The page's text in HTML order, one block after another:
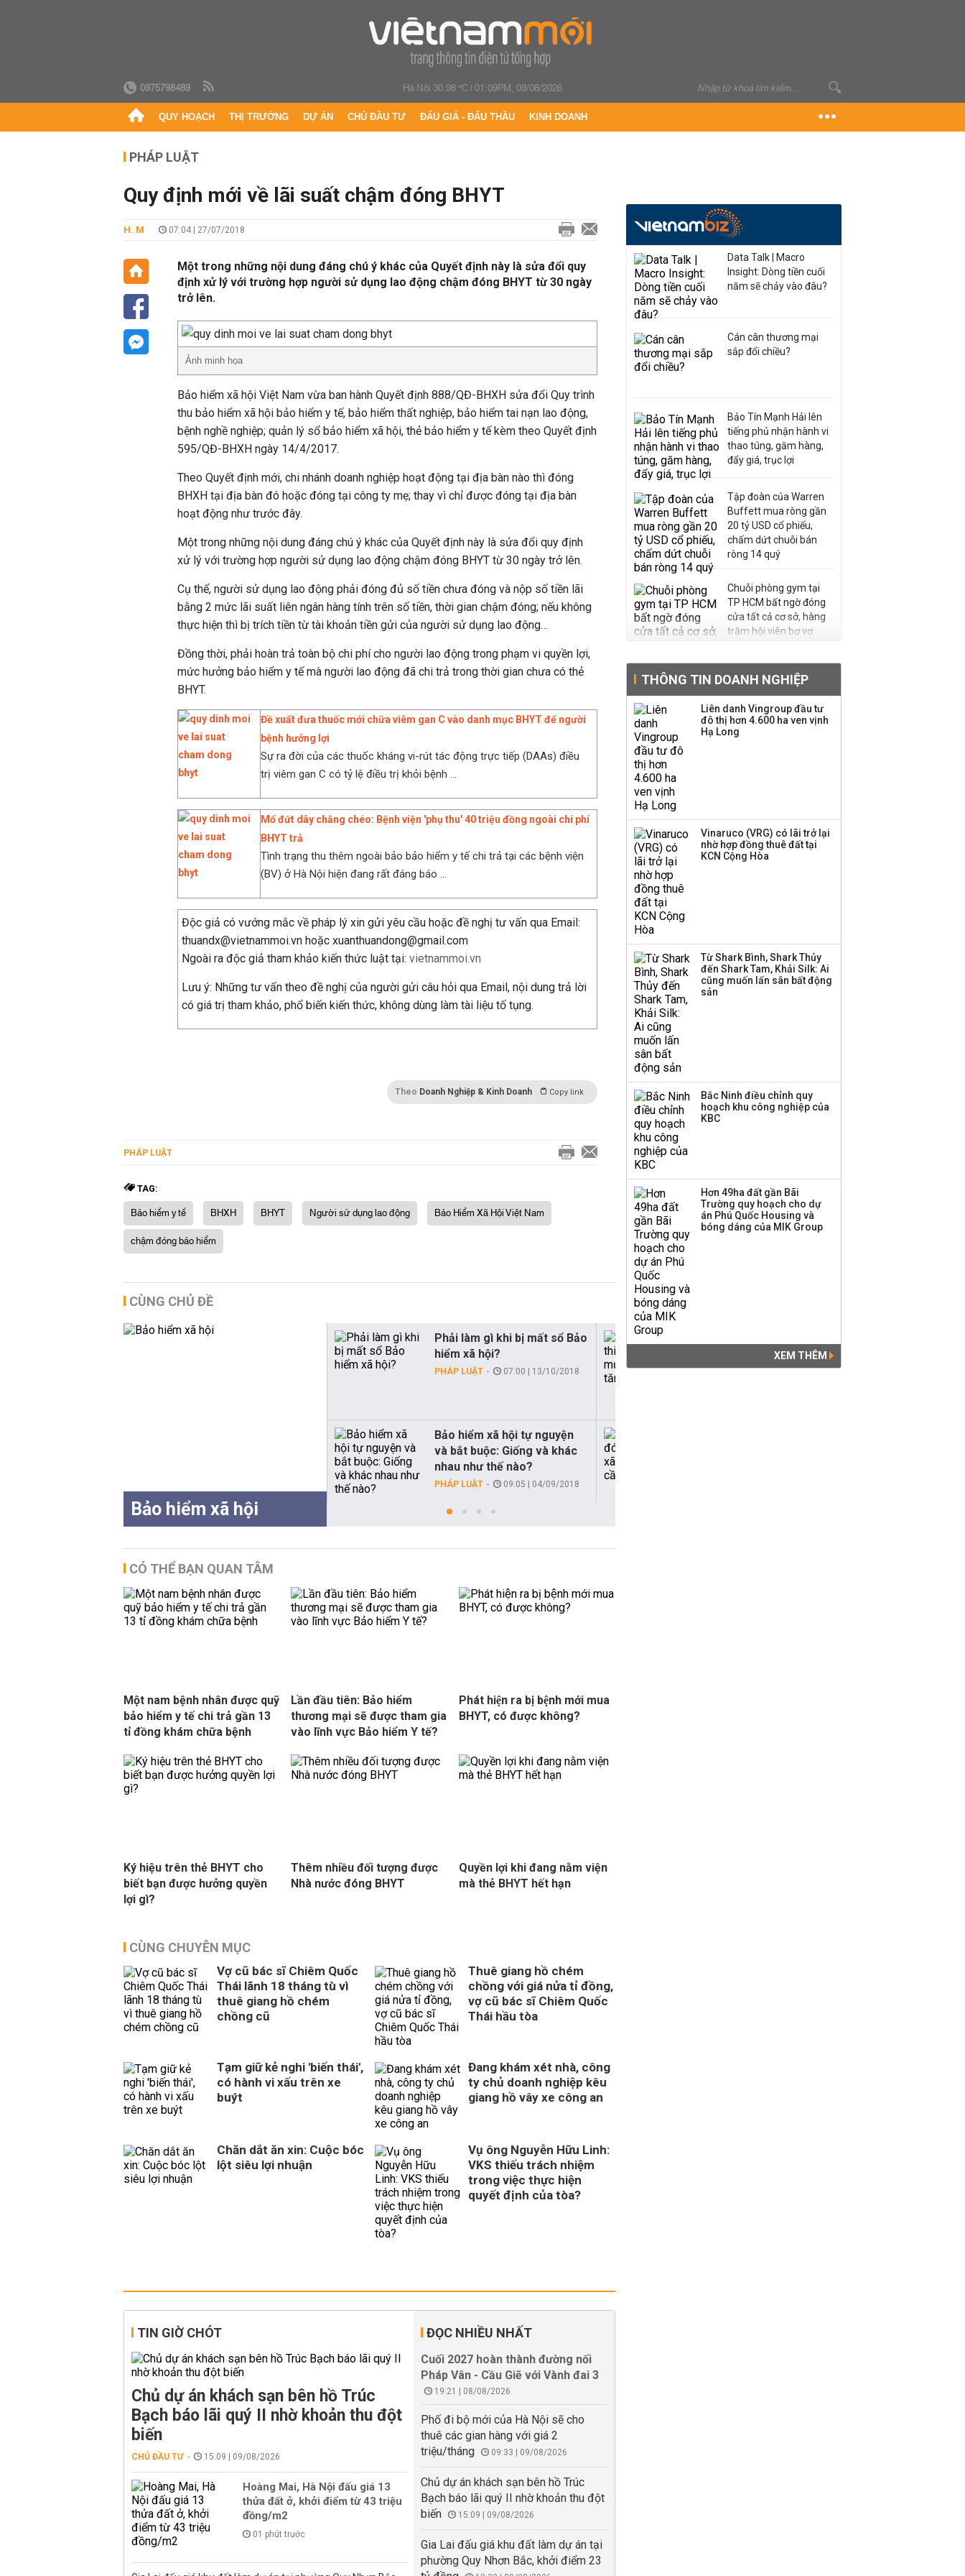
0975798489 Hà Nội 30.98 °C|01:09PM, 09/08/2026
QUY HOẠCH THỊ TRƯỜNG DỰ ÁN CHỦ ĐẦU TƯ ĐẤU GIÁ - ĐẤU THẦU KINH DOANH
PHÁP LUẬT
Quy định mới về lãi suất chậm đóng BHYT
H. M 07:04 | 27/07/2018
Một trong những nội dung đáng chú ý khác của Quyết định này là sửa đổi quy
định xử lý với trường hợp người sử dụng lao động chậm đóng BHYT từ 30 ngày
trở lên.
Ảnh minh họa
Bảo hiểm xã hội Việt Nam vừa ban hành Quyết định 888/QĐ-BHXH sửa đổi Quy trình
thu bảo hiểm xã hội bảo hiểm y tế, bảo hiểm thất nghiệp, bảo hiểm tai nạn lao động,
bệnh nghề nghiệp; quản lý sổ bảo hiểm xã hội, thẻ bảo hiểm y tế kèm theo Quyết định
595/QĐ-BHXH ngày 14/4/2017.
Theo Quyết định mới, chi nhánh doanh nghiệp hoạt động tại địa bàn nào thì đóng
BHXH tại địa bàn đó hoặc đóng tại công ty mẹ; thay vì chỉ được đóng tại địa bàn
hoạt động như trước đây.
Một trong những nội dung đáng chú ý khác của Quyết định này là sửa đổi quy định
xử lý với trường hợp người sử dụng lao động chậm đóng BHYT từ 30 ngày trở lên.
Cụ thể, người sử dụng lao động phải đóng đủ số tiền chưa đóng và nộp số tiền lãi
bằng 2 mức lãi suất liên ngân hàng tính trên số tiền, thời gian chậm đóng; nếu không
thực hiện thì bị trích tiền từ tài khoản tiền gửi của người sử dụng lao động…
Đồng thời, phải hoàn trả toàn bộ chi phí cho người lao động trong phạm vi quyền lợi,
mức hưởng bảo hiểm y tế mà người lao động đã chi trả trong thời gian chưa có thẻ
BHYT.
Đề xuất đưa thuốc mới chữa viêm gan C vào danh mục BHYT để người
bệnh hưởng lợi
Sự ra đời của các thuốc kháng vi-rút tác động trực tiếp (DAAs) điều
trị viêm gan C có tỷ lệ điều trị khỏi bệnh ...
Mổ đứt dây chằng chéo: Bệnh viện 'phụ thu' 40 triệu đồng ngoài chi phí
BHYT trả
Tình trạng thu thêm ngoài bảo bảo hiểm y tế chi trả tại các bệnh viện
(BV) ở Hà Nội hiện đang rất đáng báo ...
Độc giả có vướng mắc về pháp lý xin gửi yêu cầu hoặc đề nghị tư vấn qua Email:
thuandx@vietnammoi.vn hoặc xuanthuandong@gmail.com
Ngoài ra độc giả tham khảo kiến thức luật tại: vietnammoi.vn
Lưu ý: Những tư vấn theo đề nghị của người gửi câu hỏi qua Email, nội dung trả lời
có giá trị tham khảo, phổ biến kiến thức, không dùng làm tài liệu tố tụng.
Theo Doanh Nghiệp & Kinh Doanh Copy link
PHÁP LUẬT
TAG:
Bảo hiểm y tế BHXH BHYT Người sử dụng lao động
Bảo Hiểm Xã Hội Việt Nam
chậm đóng bảo hiểm
CÙNG CHỦ ĐỀ
Bảo hiểm xã hội
Phải làm gì khi bị mất sổ Bảo
hiểm xã hội?
PHÁP LUẬT 07:00 | 13/10/2018
2019, mức đóng BHXH tăng
bao nhiêu?
Bảo hiểm xã hội tự nguyện
và bắt buộc: Giống và khác
nhau như thế nào?
PHÁP LUẬT 09:05 | 04/09/2018
CÓ THỂ BẠN QUAN TÂM
Một nam bệnh nhân được quỹ
bảo hiểm y tế chi trả gần 13
tỉ đồng khám chữa bệnh
Lần đầu tiên: Bảo hiểm
thương mại sẽ được tham gia
vào lĩnh vực Bảo hiểm Y tế?
Phát hiện ra bị bệnh mới mua
BHYT, có được không?
Ký hiệu trên thẻ BHYT cho
biết bạn được hưởng quyền
lợi gì?
Thêm nhiều đối tượng được
Nhà nước đóng BHYT
Quyền lợi khi đang nằm viện
mà thẻ BHYT hết hạn
CÙNG CHUYÊN MỤC
Vợ cũ bác sĩ Chiêm Quốc
Thái lãnh 18 tháng tù vì
thuê giang hồ chém
chồng cũ
Thuê giang hồ chém
chồng với giá nửa tỉ đồng,
vợ cũ bác sĩ Chiêm Quốc
Thái hầu tòa
Tạm giữ kẻ nghi 'biến thái',
có hành vi xấu trên xe
buýt
Đang khám xét nhà, công
ty chủ doanh nghiệp kêu
giang hồ vây xe công an
Chăn dắt ăn xin: Cuộc bóc
lột siêu lợi nhuận
Vụ ông Nguyễn Hữu Linh:
VKS thiếu trách nhiệm
trong việc thực hiện
quyết định của tòa?
TIN GIỜ CHÓT
Chủ dự án khách sạn bên hồ Trúc
Bạch báo lãi quý II nhờ khoản thu đột
biến
CHỦ ĐẦU TƯ 15:09 | 09/08/2026
Hoàng Mai, Hà Nội đấu giá 13
thửa đất ở, khởi điểm từ 43 triệu
đồng/m2
01 phút trước
ĐỌC NHIỀU NHẤT
Cuối 2027 hoàn thành đường nối
Pháp Vân - Cầu Giẽ với Vành đai 3
19:21 | 08/08/2026
Phố đi bộ mới của Hà Nội sẽ cho
thuê các gian hàng với giá 2
triệu/tháng
09:33 | 09/08/2026
Chủ dự án khách sạn bên hồ Trúc
Bạch báo lãi quý II nhờ khoản thu đột
biến
15:09 | 09/08/2026
Gia Lai đấu giá khu đất làm dự án tại
phường Quy Nhơn Bắc, khởi điểm 23
Data Talk | Macro
Insight: Dòng tiền cuối
năm sẽ chảy vào đâu?
Cán cân thương mại
sắp đổi chiều?
Bảo Tín Mạnh Hải lên
tiếng phủ nhận hành vi
thao túng, găm hàng,
đẩy giá, trục lợi
Tập đoàn của Warren
Buffett mua ròng gần
20 tỷ USD cổ phiếu,
chấm dứt chuỗi bán
ròng 14 quý
Chuỗi phòng gym tại
TP HCM bất ngờ đóng
cửa tất cả cơ sở, hàng
trăm hội viên bơ vơ
tiếng đứng sau tiệm
vàng Mi Hồng: Từ phụ
xe, sửa đồ điện tử cũ
đến gây dựng thương
hiệu hơn 35 năm tuổi
PNJ công bố thông tin
quyền tùy ý áp thuế
100% lên những đối tác
thương mại hàng đầu?
THÔNG TIN DOANH NGHIỆP
Liên danh Vingroup đầu tư
đô thị hơn 4.600 ha ven vịnh
Hạ Long
Vinaruco (VRG) có lãi trở lại
nhờ hợp đồng thuê đất tại
KCN Cộng Hòa
Từ Shark Bình, Shark Thủy
đến Shark Tam, Khải Silk: Ai
cũng muốn lấn sân bất động
sản
Bắc Ninh điều chỉnh quy
hoạch khu công nghiệp của
KBC
Hơn 49ha đất gần Bãi
Trường quy hoạch cho dự
án Phú Quốc Housing và
bóng dáng của MIK Group
XEM THÊM